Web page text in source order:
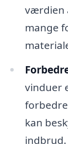
værdien
mange
vinduer
kan